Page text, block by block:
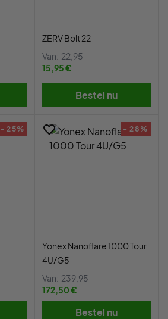
ZERV Bolt 22
Van: 22,95
15,95 €
Bestel nu
- 25% - 28%
Yonex Nanoflare 1000 Tour
4U/G5
Van: 239,95
172,50 €
Bestel nu